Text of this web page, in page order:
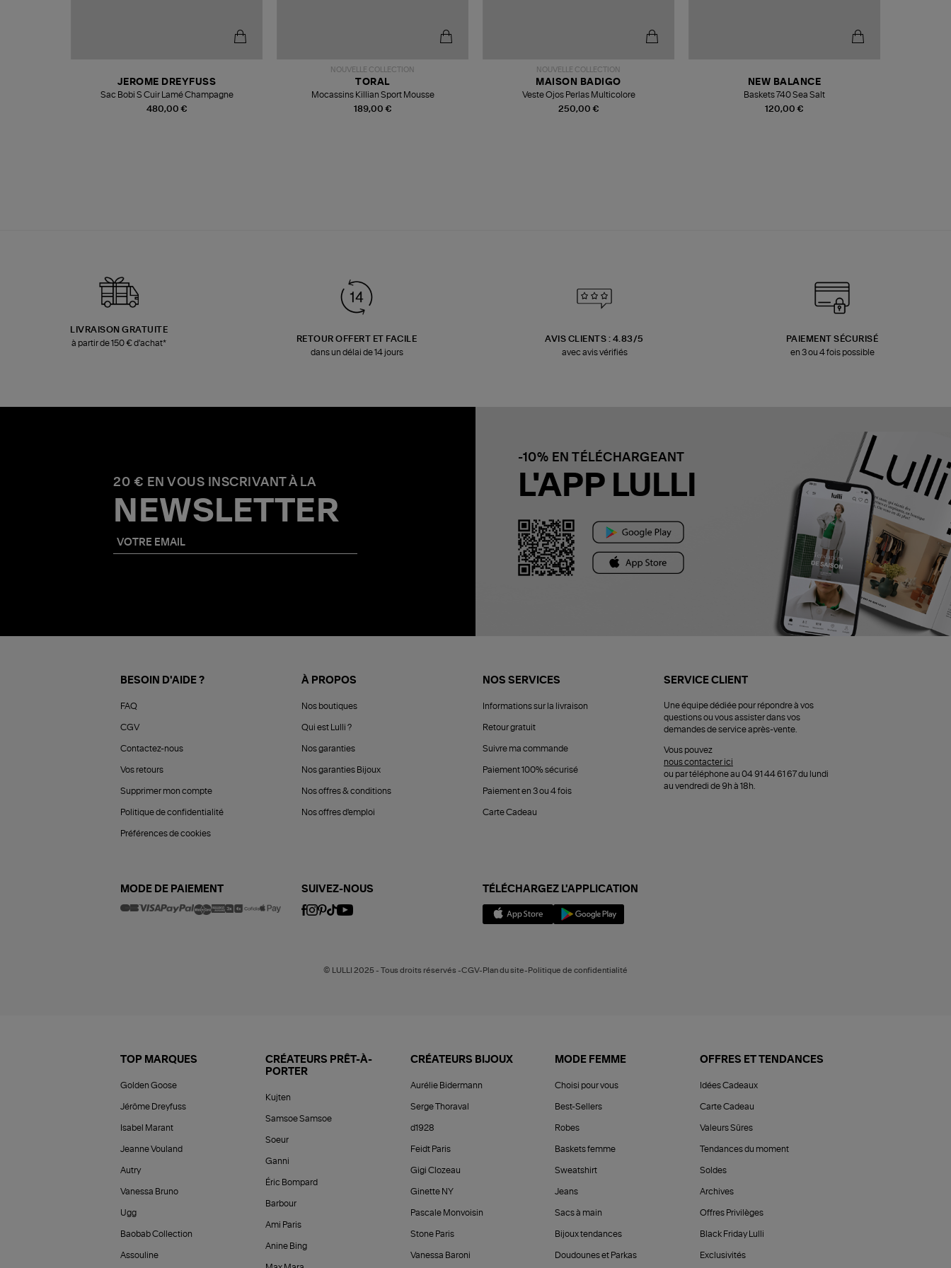
480,00 €
JEROME DREYFUSS
Sac Bobi S Cuir Lamé Champagne
NOUVELLE COLLECTION
189,00 €
TORAL
Mocassins Killian Sport Mousse
NOUVELLE COLLECTION
250,00 €
MAISON BADIGO
Veste Ojos Perlas Multicolore
120,00 €
NEW BALANCE
Baskets 740 Sea Salt
LIVRAISON GRATUITE
à partir de 150 € d'achat*
RETOUR OFFERT ET FACILE
dans un délai de 14 jours
AVIS CLIENTS : 4.83/5
avec avis vérifiés
PAIEMENT SÉCURISÉ
en 3 ou 4 fois possible
20 € EN VOUS INSCRIVANT À LA
NEWSLETTER
-10% EN TÉLÉCHARGEANT
L'APP LULLI
BESOIN D'AIDE ?
FAQ
CGV
Contactez-nous
Vos retours
Supprimer mon compte
Politique de confidentialité
Préférences de cookies
À PROPOS
Nos boutiques
Qui est Lulli ?
Nos garanties
Nos garanties Bijoux
Nos offres & conditions
Nos offres d'emploi
NOS SERVICES
Informations sur la livraison
Retour gratuit
Suivre ma commande
Paiement 100% sécurisé
Paiement en 3 ou 4 fois
Carte Cadeau
SERVICE CLIENT
Une équipe dédiée pour répondre à vos
questions ou vous assister dans vos
demandes de service après-vente.
Vous pouvez
nous contacter ici
ou par téléphone au 04 91 44 61 67 du lundi
au vendredi de 9h à 18h.
MODE DE PAIEMENT SUIVEZ-NOUS TÉLÉCHARGEZ L'APPLICATION
© LULLI 2025 - Tous droits réservés -CGV-Plan du site-Politique de confidentialité
TOP MARQUES
Golden Goose
Jérôme Dreyfuss
Isabel Marant
Jeanne Vouland
Autry
Vanessa Bruno
Ugg
Baobab Collection
Assouline
CRÉATEURS PRÊT-À-
PORTER
Kujten
Samsoe Samsoe
Soeur
Ganni
Éric Bompard
Barbour
Ami Paris
Anine Bing
CRÉATEURS BIJOUX
Aurélie Bidermann
Serge Thoraval
d1928
Feidt Paris
Gigi Clozeau
Ginette NY
Pascale Monvoisin
Stone Paris
Vanessa Baroni
MODE FEMME
Choisi pour vous
Best-Sellers
Robes
Baskets femme
Sweatshirt
Jeans
Sacs à main
Bijoux tendances
Doudounes et Parkas
OFFRES ET TENDANCES
Idées Cadeaux
Carte Cadeau
Valeurs Sûres
Tendances du moment
Soldes
Archives
Offres Privilèges
Black Friday Lulli
Exclusivités